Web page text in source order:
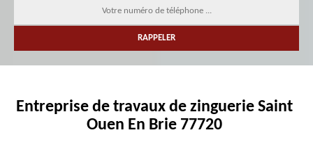
Entreprise de travaux de zinguerie Saint
Ouen En Brie 77720